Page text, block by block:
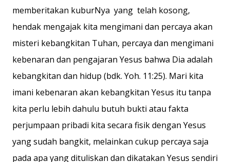
memberitakan kuburNya yang telah kosong,
hendak mengajak kita mengimani dan percaya akan
misteri kebangkitan Tuhan, percaya dan mengimani
kebenaran dan pengajaran Yesus bahwa Dia adalah
kebangkitan dan hidup (bdk. Yoh. 11:25). Mari kita
imani kebenaran akan kebangkitan Yesus itu tanpa
kita perlu lebih dahulu butuh bukti atau fakta
perjumpaan pribadi kita secara fisik dengan Yesus
yang sudah bangkit, melainkan cukup percaya saja
pada apa yang dituliskan dan dikatakan Yesus sendiri